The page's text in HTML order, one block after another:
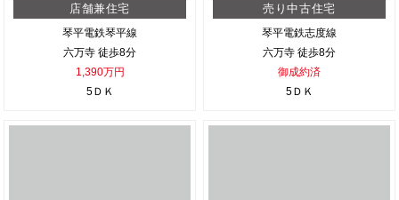
店舗兼住宅
琴平電鉄琴平線
六万寺 徒歩8分
1,390万円
5ＤＫ
売り中古住宅
琴平電鉄志度線
六万寺 徒歩8分
御成約済
5ＤＫ